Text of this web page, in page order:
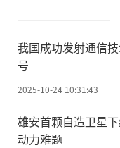
我国成功发射通信
号
2025-10-24 10:31:43
雄安首颗自造卫星
动力难题